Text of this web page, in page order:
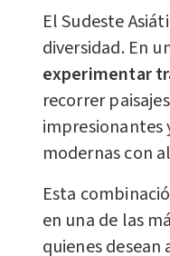
El Sudeste
diversidad. En
experimentar
recorrer
impresionantes
modernas con
Esta
en una de las
quienes